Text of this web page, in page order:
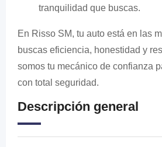
tranquilidad que buscas.
En Risso SM, tu auto está en las
buscas eficiencia, honestidad y
somos tu mecánico de confianza
con total seguridad.
Descripción general